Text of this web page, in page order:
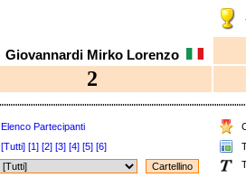
Giovannardi Mirko Lorenzo
2
Elenco Partecipanti
[Tutti] [1] [2] [3] [4] [5] [6]